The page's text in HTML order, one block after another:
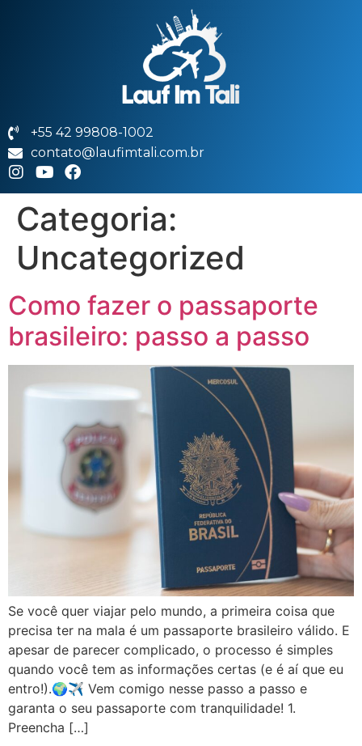
+55 42 99808-1002
contato@laufimtali.com.br
Categoria:
Uncategorized
Como fazer o passaporte
brasileiro: passo a passo
Se você quer viajar pelo mundo, a primeira coisa que
precisa ter na mala é um passaporte brasileiro válido. E
apesar de parecer complicado, o processo é simples
quando você tem as informações certas (e é aí que eu
entro!).🌍✈️ Vem comigo nesse passo a passo e
garanta o seu passaporte com tranquilidade! 1.
Preencha […]